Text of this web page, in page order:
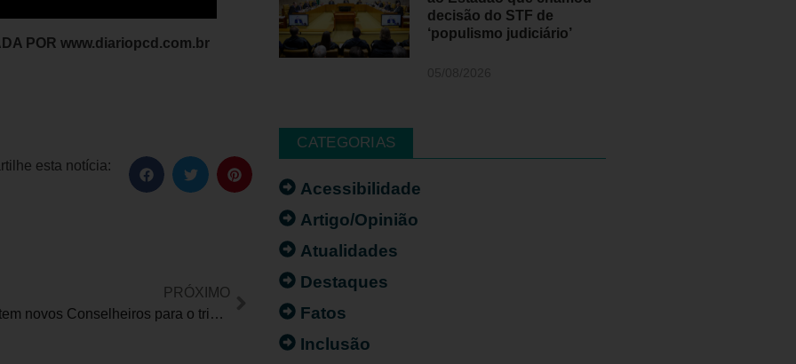
POR www.diariopcd.com.br
esta notícia:
PRÓXIMO
CONADE tem novos Conselheiros para o triênio 2022 / 2025
decisão do STF de
‘populismo judiciário’
CATEGORIAS
Acessibilidade
Artigo/Opinião
Atualidades
Destaques
Fatos
Inclusão